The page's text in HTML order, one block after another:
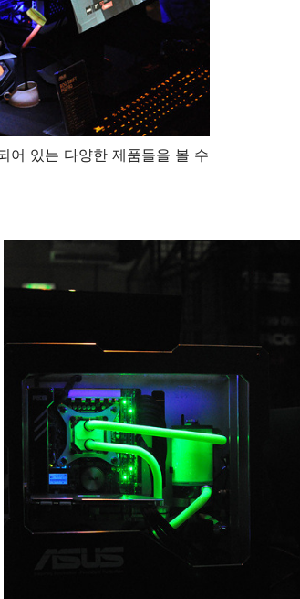
어 있는 다양한 제품들을 볼 수